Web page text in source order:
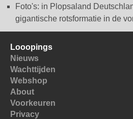
Foto's: in Plopsaland
gigantische rotsformatie in de
Looopings
Nieuws
Wachttijden
Webshop
About
Voorkeuren
Privacy